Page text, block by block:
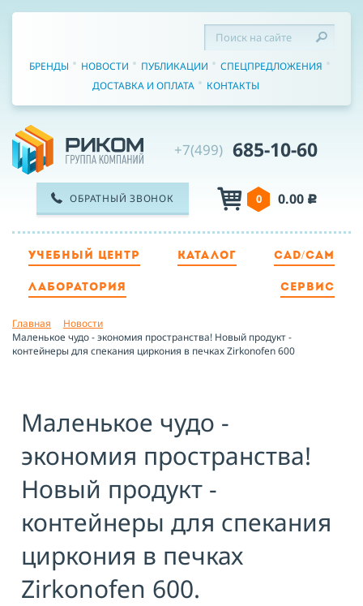
БРЕНДЫ НОВОСТИ ПУБЛИКАЦИИ
СПЕЦПРЕДЛОЖЕНИЯ
ДОСТАВКА И ОПЛАТА
КОНТАКТЫ
+7(499) 685-10-60
ОБРАТНЫЙ ЗВОНОК 0 0.00 c
ИМЯ
конфиденциальности
на
обработку персональных данных
УЧЕБНЫЙ ЦЕНТР КАТАЛОГ CAD/CAM
ЛАБОРАТОРИЯ СЕРВИС
Главная
Новости
Маленькое чудо - экономия пространства! Новый продукт -
контейнеры для спекания циркония в печках Zirkonofen 600
Маленькое чудо -
экономия пространства!
Новый продукт -
контейнеры для спекания
циркония в печках
Zirkonofen 600.